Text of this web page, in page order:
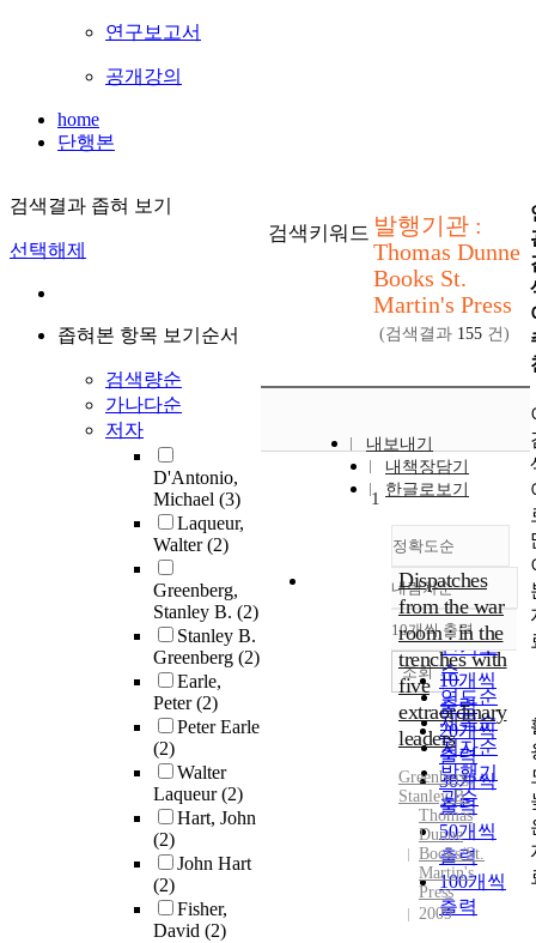
연구보고서
공개강의
home
단행본
검색결과 좁혀 보기
선택해제
좁혀본 항목 보기순서
검색량순
가나다순
저자
D'Antonio,
Michael (3)
Laqueur,
Walter(2)
Greenberg,
Stanley B. (2)
Stanley B.
Greenberg (2)
Earle,
Peter(2)
Peter Earle
(2)
Walter
Laqueur(2)
Hart, John
(2)
John Hart
(2)
Fisher,
David (2)
검색키워드 발행기관 :
Thomas Dunne
Books St.
Martin's Press
(검색결과 155 건)
내보내기
내책장담기
한글로보기
정확도순
정확도
순
인기도
순
연도순
제목순
저자순
발행기
관순
내림차순
내림차순
10개씩 출력
10개씩
출력
20개씩
출력
30개씩
출력
50개씩
출력
100개씩
출력
조회
1
Dispatches
from the war
room : in the
trenches with
five
extraordinary
leaders
Greenberg,
Stanley B.
Thomas
Dunne
Books/St.
Martin's
Press
2009